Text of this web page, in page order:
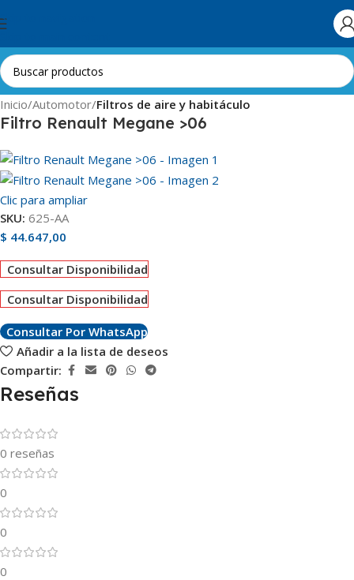
Skip to navigation
Inicio Automotor Filtros de aire y habitáculo
Filtro Renault Megane >06
Clic para ampliar
SKU: 625-AA
$ 44.647,00
Consultar Disponibilidad
Consultar Disponibilidad
Consultar Por WhatsApp
Añadir a la lista de deseos
Compartir:
Reseñas
0 reseñas
0
0
0